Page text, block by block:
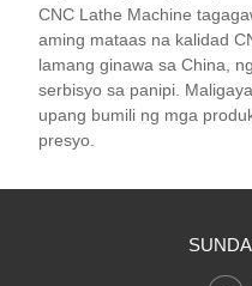
CNC Lathe Machine
aming mataas na kalidad
lamang ginawa sa China,
serbisyo sa panipi.
upang bumili ng mga
presyo.